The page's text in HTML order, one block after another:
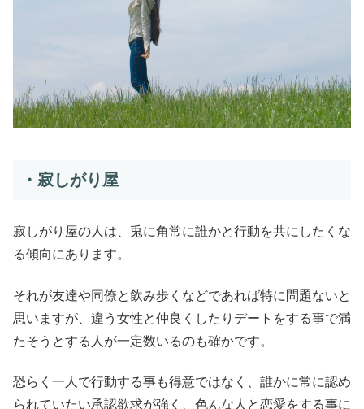
・寂しがり屋
寂しがり屋の人は、兎に角常に誰かと行動を共にしたくな
る傾向にあります。
それが友達や同僚と飲み歩くなどであれば特に問題ないと
思いますが、違う女性と仲良くしたりデートをする事で満
たそうとする人が一定数いるのも確かです。
恐らく一人で行動する事も得意ではなく、誰かに常に認め
られていたい承認欲求が強く、色んな人と恋愛をする事に